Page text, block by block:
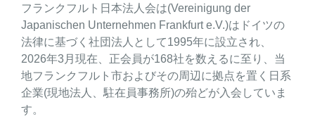
フランクフルト日本法人会は(Vereinigung der
Japanischen Unternehmen Frankfurt e.V.)はドイツの
法律に基づく社団法人として1995年に設立され、
2026年3月現在、正会員が168社を数えるに至り、当
地フランクフルト市およびその周辺に拠点を置く日系
企業(現地法人、駐在員事務所)の殆どが入会していま
す。